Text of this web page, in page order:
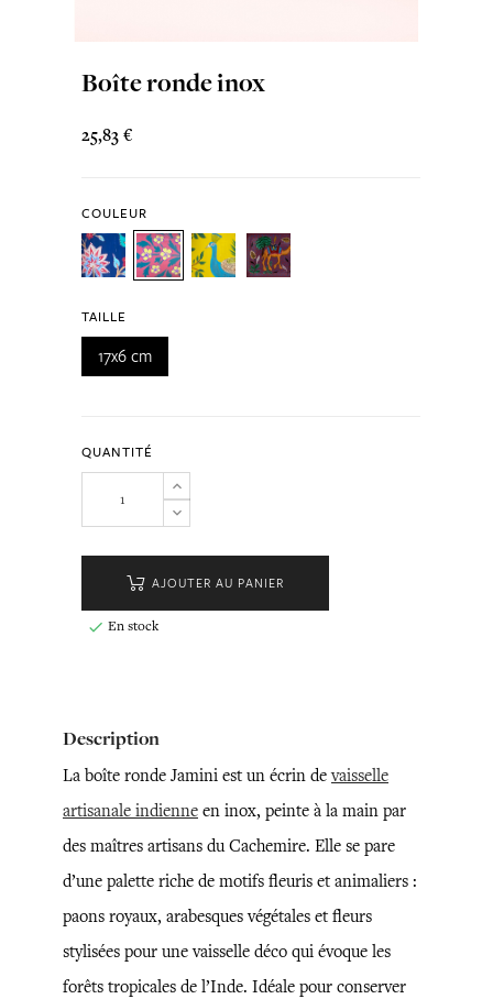
Boîte ronde inox
25,83 €
COULEUR
TAILLE
17x6 cm
QUANTITÉ
AJOUTER AU PANIER
 En stock
Description
La boîte ronde Jamini est un écrin devaisselle
artisanale indienne en inox, peinte à la main par
des maîtres artisans du Cachemire. Elle se pare
d’une palette riche de motifs fleuris et animaliers :
paons royaux, arabesques végétales et fleurs
stylisées pour une vaisselle déco qui évoque les
forêts tropicales de l’Inde. Idéale pour conserver